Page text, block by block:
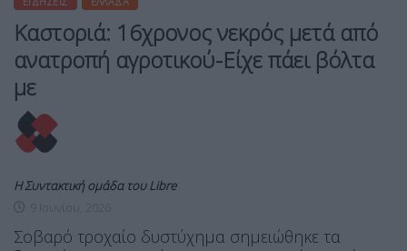
Καστοριά: 16χρονος νεκρός μετά από
ανατροπή αγροτικού-Είχε πάει βόλτα
με
Η Συντακτική ομάδα του Libre
Σοβαρό τροχαίο δυστύχημα σημειώθηκε τα